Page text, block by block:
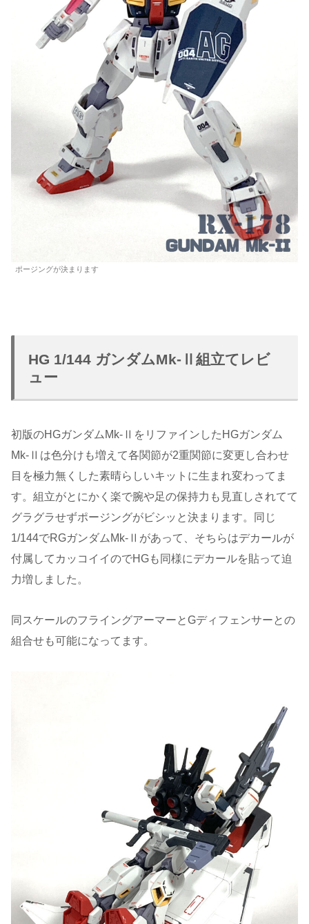
ポージングが決まります
HG 1/144 ガンダムMk-Ⅱ組立てレビ
ュー
初版のHGガンダムMk-ⅡをリファインしたHGガンダム
Mk-Ⅱは色分けも増えて各関節が2重関節に変更し合わせ
目を極力無くした素晴らしいキットに生まれ変わってま
す。組立がとにかく楽で腕や足の保持力も見直しされてて
グラグラせずポージングがビシッと決まります。同じ
1/144でRGガンダムMk-Ⅱがあって、そちらはデカールが
付属してカッコイイのでHGも同様にデカールを貼って迫
力増しました。
同スケールのフライングアーマーとGディフェンサーとの
組合せも可能になってます。